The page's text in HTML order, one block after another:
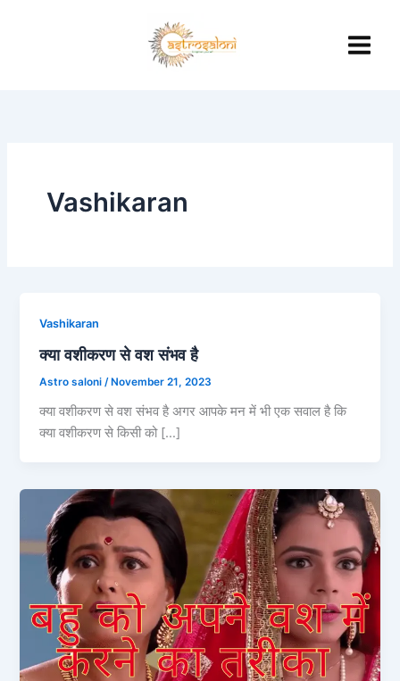
Vashikaran
Vashikaran
क्या वशीकरण से वश संभव है
Astro saloni /November 21, 2023
क्या वशीकरण से वश संभव है अगर आपके मन में भी एक सवाल है कि
क्या वशीकरण से किसी को […]